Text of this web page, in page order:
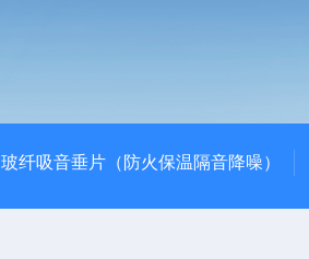
玻纤吸音垂片（防火保温隔音降噪）